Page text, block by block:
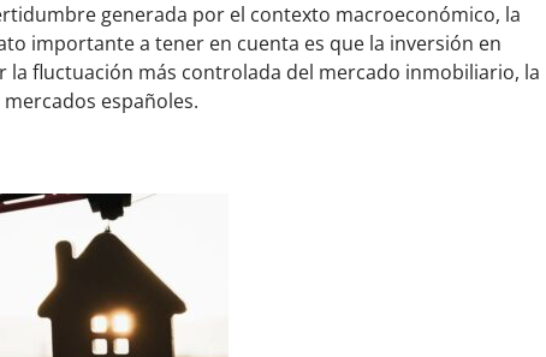
generada por el contexto macroeconómico, la
importante a tener en cuenta es que la inversión en
fluctuación más controlada del mercado inmobiliario, la
españoles.